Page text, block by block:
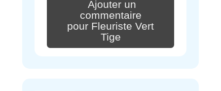
Ajouter un
commentaire
pour Fleuriste Vert
Tige